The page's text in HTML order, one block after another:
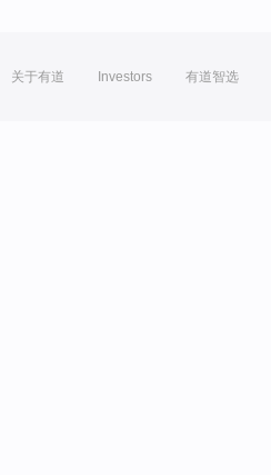
关于有道 Investors 有道智选